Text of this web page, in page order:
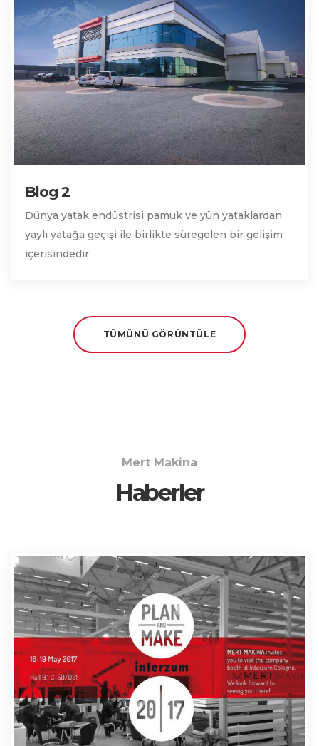
Blog 2
Dünya yatak endüstrisi pamuk ve yün yataklardan
yaylı yatağa geçişi ile birlikte süregelen bir gelişim
içerisindedir.
TÜMÜNÜ GÖRÜNTÜLE
Mert Makina
Haberler